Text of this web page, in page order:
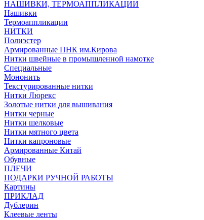
НАШИВКИ, ТЕРМОАППЛИКАЦИИ
Нашивки
Термоаппликации
НИТКИ
Полиэстер
Армированные ПНК им.Кирова
Нитки швейные в промышленной намотке
Специальные
Мононить
Текстурированные нитки
Нитки Люрекс
Золотые нитки для вышивания
Нитки черные
Нитки шелковые
Нитки мятного цвета
Нитки капроновые
Армированные Китай
Обувные
ПЛЕЧИ
ПОДАРКИ РУЧНОЙ РАБОТЫ
Картины
ПРИКЛАД
Дублерин
Клеевые ленты